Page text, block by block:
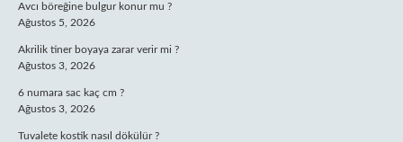
Avcı böreğine bulgur konur mu ?
Ağustos 5, 2026
Akrilik tiner boyaya zarar verir mi ?
Ağustos 3, 2026
6 numara sac kaç cm ?
Ağustos 3, 2026
Tuvalete kostik nasıl dökülür ?